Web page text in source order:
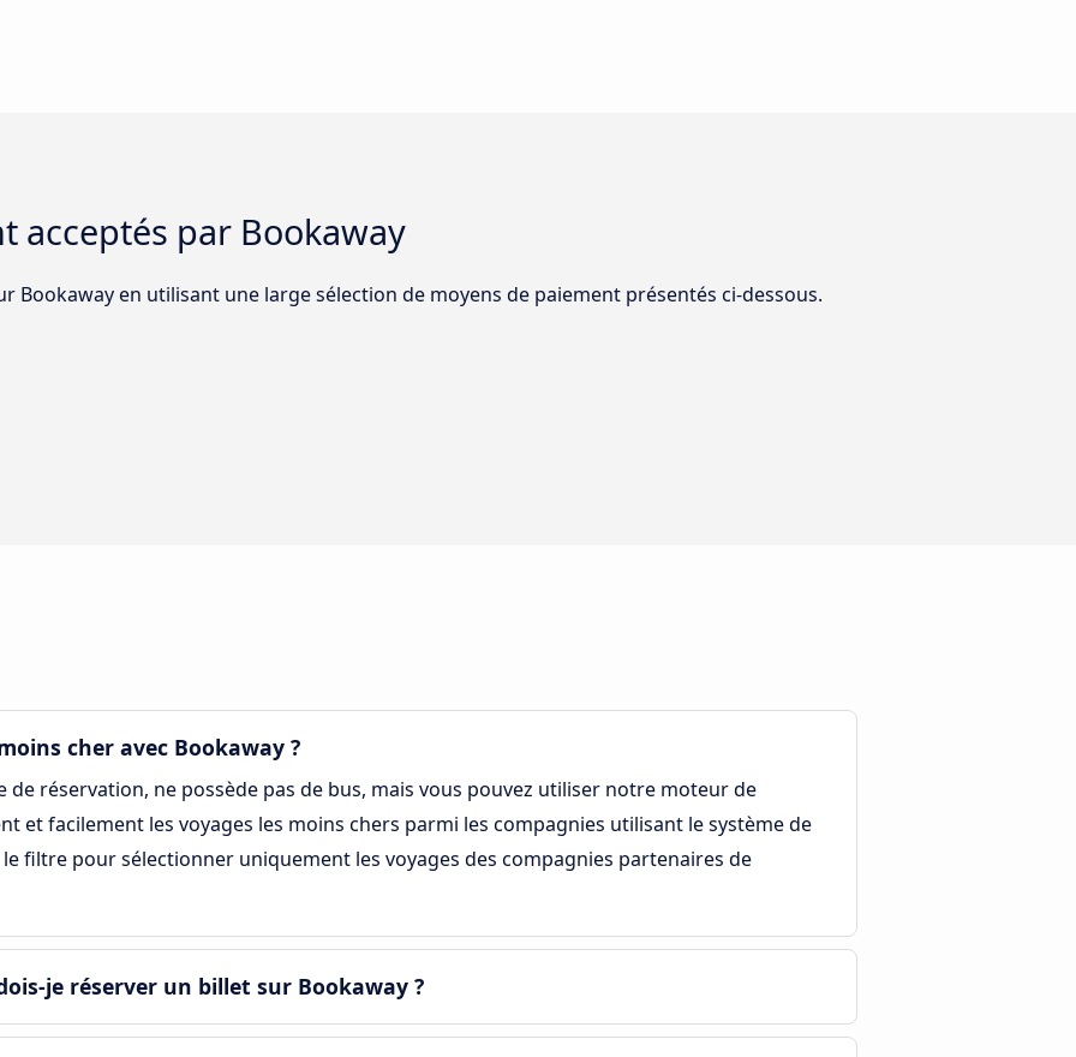
acceptés par Bookaway
Bookaway en utilisant une large sélection de moyens de paiement présentés ci-dessous.
cher avec Bookaway ?
réservation, ne possède pas de bus, mais vous pouvez utiliser notre moteur de
et facilement les voyages les moins chers parmi les compagnies utilisant le système de
filtre pour sélectionner uniquement les voyages des compagnies partenaires de
je réserver un billet sur Bookaway ?